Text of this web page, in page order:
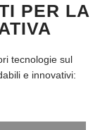
PER LA
tecnologie sul
e innovativi: